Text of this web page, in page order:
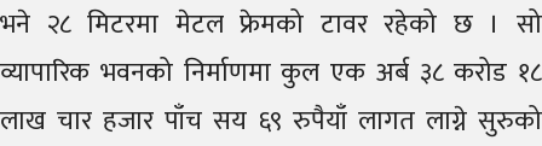
भने २८ मिटरमा मेटल फ्रेमको टावर रहेको छ । सो
व्यापारिक भवनको निर्माणमा कुल एक अर्ब ३८ करोड १८
लाख चार हजार पाँच सय ६९ रुपैयाँ लागत लाग्ने सुरुको